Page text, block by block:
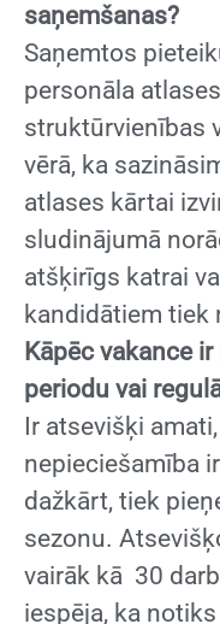
saņemšanas?
Saņemtos
personāla
struktūrvienības
vērā, ka
atlases kārtai
sludinājumā
atšķirīgs katrai
kandidātiem
Kāpēc vakance
periodu vai
Ir atsevišķi
nepieciešamība
dažkārt, tiek
sezonu.
vairāk kā 30
iespēja, ka